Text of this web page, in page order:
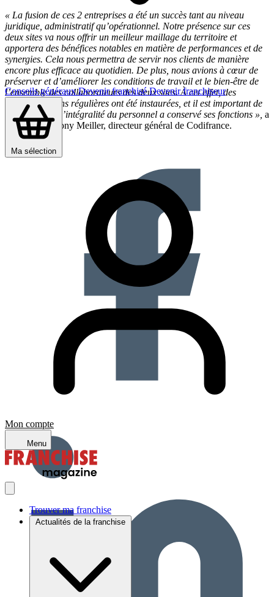
Conseils générauxDevenir franchiséDevenir franchiseur
Ma sélection
Mon compte
Menu
Trouver ma franchise
Actualités de la franchise
« La fusion de ces 2 entreprises a été un succès tant au niveau
juridique, administratif qu’opérationnel. Notre présence sur ces
deux sites va nous offrir un meilleur maillage du territoire et
apportera des bénéfices notables en matière de performances et de
synergies. Cela nous permettra de servir nos clients de manière
encore plus efficace au quotidien. De plus, nous avions à cœur de
préserver et d’améliorer les conditions de travail et le bien-être de
l’ensemble des collaborateurs des deux sites. À cet effet, des
communications régulières ont été instaurées, et il est important de
souligner que l’intégralité du personnel a conservé ses fonctions », a
expliqué Anthony Meiller, directeur général de Codifrance.
Partager sur :